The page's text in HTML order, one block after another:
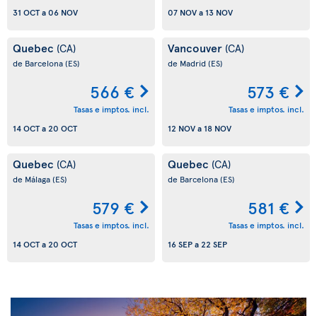
31 OCTa06 NOV
07 NOVa 13 NOV
Quebec (CA)
de Barcelona(ES)
566 €
Tasas e imptos. incl.
14 OCTa20 OCT
Vancouver (CA)
de Madrid(ES)
573 €
Tasas e imptos. incl.
12 NOVa 18 NOV
Quebec (CA)
de Málaga(ES)
579 €
Tasas e imptos. incl.
14 OCTa20 OCT
Quebec (CA)
de Barcelona(ES)
581 €
Tasas e imptos. incl.
16 SEPa22 SEP